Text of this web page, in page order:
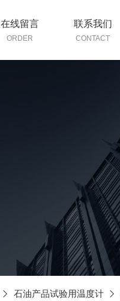
在线留言
ORDER
联系我们
CONTACT
石油产品试验用温度计